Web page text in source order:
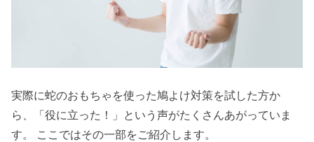
実際に蛇のおもちゃを使った鳩よけ対策を試した方か
ら、「役に立った！」という声がたくさんあがっていま
す。 ここではその一部をご紹介します。